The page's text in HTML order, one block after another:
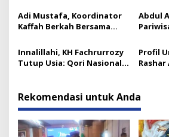
Adi Mustafa, Koordinator
Kaffah Berkah Bersama
Abdul
Innalillahi, KH Fachrurrozy
Tutup Usia: Qori Nasional
Profil
Rekomendasi untuk Anda